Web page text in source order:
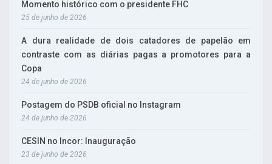
Momento histórico com o presidente FHC
25 de junho de 2026
A dura realidade de dois catadores de papelão em
contraste com as diárias pagas a promotores para a
Copa
24 de junho de 2026
Postagem do PSDB oficial no Instagram
24 de junho de 2026
CESIN no Incor: Inauguração
23 de junho de 2026